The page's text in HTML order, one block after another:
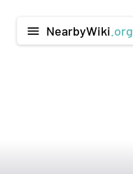
menu NearbyWiki .org